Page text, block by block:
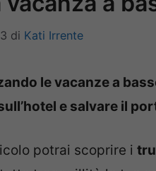
di Kati Irrente
le vacanze a
e salvare il
potrai scoprire i